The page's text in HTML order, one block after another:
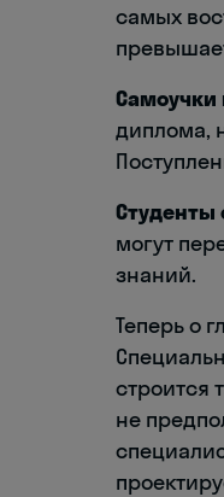
самых
диплома,
Студенты
могут
знаний.
Теперь о
строится
не